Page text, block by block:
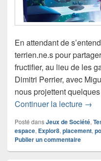
En attendant de
terrien.ne.s pour
fructifier, au lieu de les
Dimitri Perrier, avec
nous projettent
Continuer la lecture →
Posté dansJeux de Société,
espace, Explor8, placement,
Publier un commentaire